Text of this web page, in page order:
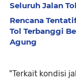
Seluruh Jalan
Rencana
Tol Terbanggi
Agung
"Terkait kondisi